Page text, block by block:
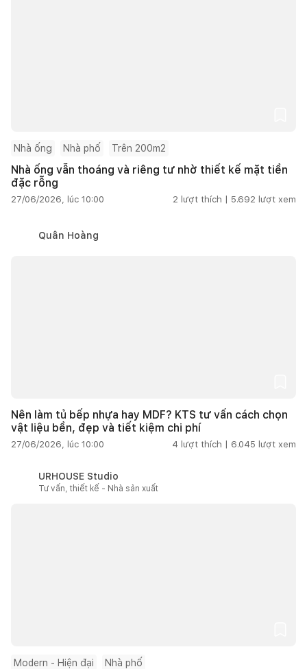
Nhà ống Nhà phố Trên 200m2
Nhà ống vẫn thoáng và riêng tư nhờ thiết kế mặt tiền
đặc rỗng
27/06/2026, lúc 10:00 2 lượt thích | 5.692 lượt xem
Quân Hoàng
Nên làm tủ bếp nhựa hay MDF? KTS tư vấn cách chọn
vật liệu bền, đẹp và tiết kiệm chi phí
27/06/2026, lúc 10:00 4 lượt thích | 6.045 lượt xem
URHOUSE Studio
Tư vấn, thiết kế - Nhà sản xuất
Modern - Hiện đại Nhà phố